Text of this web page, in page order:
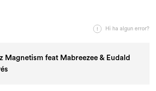
Hi ha algun error?
Magnetism feat Mabreezee & Eudald